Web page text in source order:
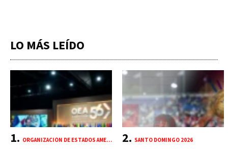
LO MÁS LEÍDO
ORGANIZACIÓN DE ESTADOS AMERICANOS (OEA) SANTO DOMINGO 2026